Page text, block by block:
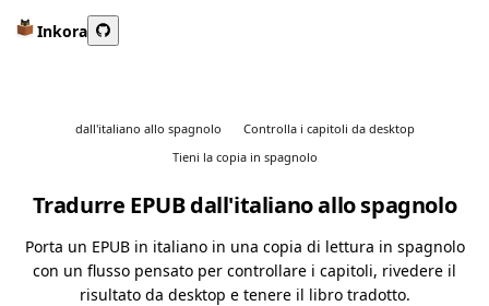
Inkora
dall'italiano allo spagnolo
Controlla i capitoli da desktop
Tieni la copia in spagnolo
Tradurre EPUB dall'italiano allo spagnolo
Porta un EPUB in italiano in una copia di lettura in spagnolo
con un flusso pensato per controllare i capitoli, rivedere il
risultato da desktop e tenere il libro tradotto.